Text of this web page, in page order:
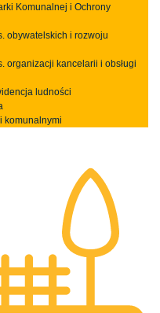
Komunalnej i Ochrony
obywatelskich i rozwoju
organizacji kancelarii i obsługi
ludności
komunalnymi